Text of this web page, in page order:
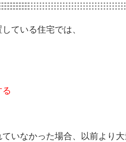
ている住宅では、
る
いなかった場合、以前より